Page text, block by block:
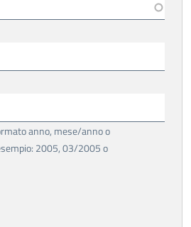
anno, mese/anno o
2005, 03/2005 o